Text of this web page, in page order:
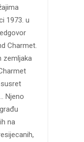
1973. u
Charmet.
zemljaka
Njeno
na